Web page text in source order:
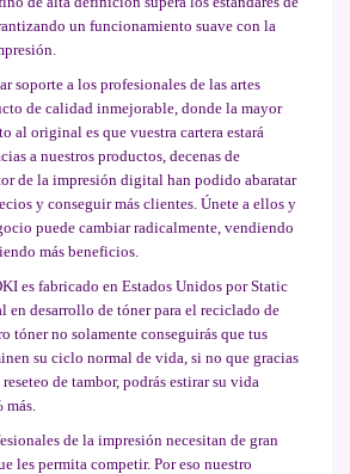
un funcionamiento suave con la
soporte a los profesionales de las artes
de calidad inmejorable, donde la mayor
al original es que vuestra cartera estará
a nuestros productos, decenas de
de la impresión digital han podido abaratar
y conseguir más clientes. Únete a ellos y
puede cambiar radicalmente, vendiendo
más beneficios.
es fabricado en Estados Unidos por Static
desarrollo de tóner para el reciclado de
tóner no solamente conseguirás que tus
su ciclo normal de vida, si no que gracias
de tambor, podrás estirar su vida
de la impresión necesitan de gran
les permita competir. Por eso nuestro